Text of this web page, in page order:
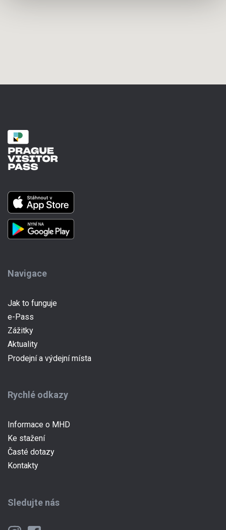
Navigace
Jak to funguje
e-Pass
Zážitky(current)
Aktuality
Prodejní a výdejní místa
Rychlé odkazy
Informace o MHD
Ke stažení
Časté dotazy
Kontakty
Sledujte nás